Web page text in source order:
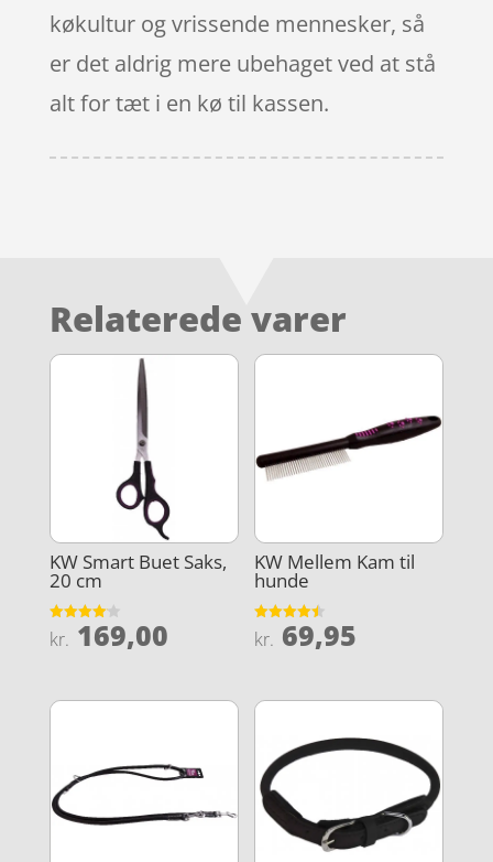
køkultur og vrissende mennesker, så
er det aldrig mere ubehaget ved at stå
alt for tæt i en kø til kassen.
Relaterede varer
KW Smart Buet Saks,
20 cm
Vurderet
4.1
kr. 169,00
KW Mellem Kam til
hunde
Vurderet
4.5
kr. 69,95